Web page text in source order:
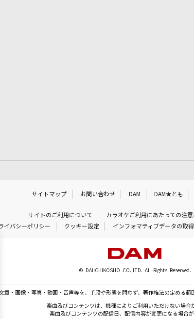
サイトマップ お問い合わせ DAM DAM★とも
サイトのご利用について カラオケご利用にあたっての注意
イバシーポリシー クッキー設定 インフォマティブデータの取
© DAIICHIKOSHO CO.,LTD. All Rights Reserved.
章・画像・写真・動画・音声等を、手段や形態を問わず、著作権法の定める
楽曲及びコンテンツは、機種によりご利用いただけない場合
楽曲及びコンテンツの配信日、配信内容が変更になる場合が